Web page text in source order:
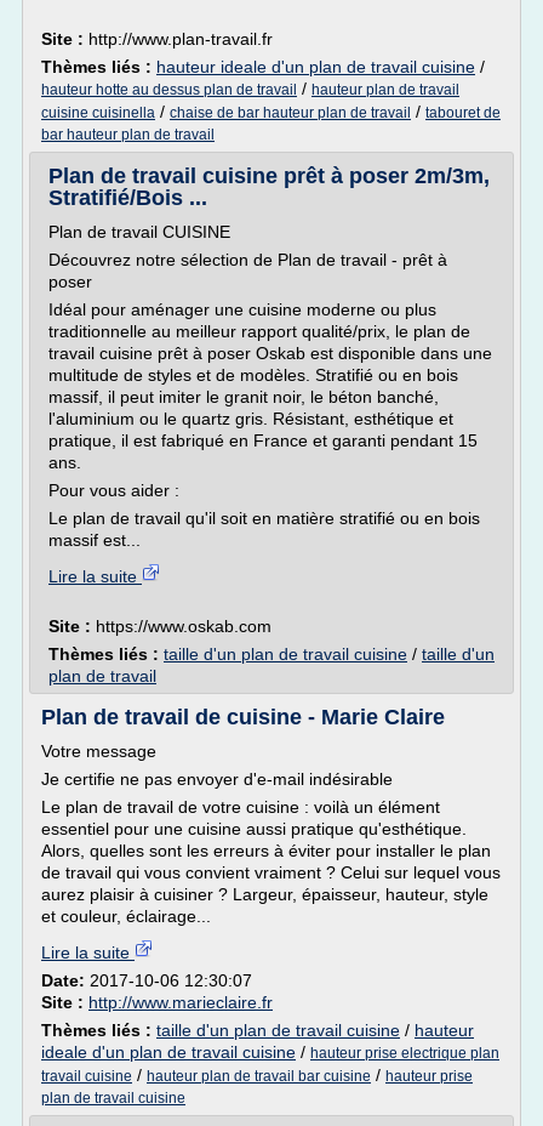
Site : http://www.plan-travail.fr
Thèmes liés : hauteur ideale d'un plan de travail cuisine /
hauteur hotte au dessus plan de travail / hauteur plan de travail
cuisine cuisinella / chaise de bar hauteur plan de travail / tabouret de
bar hauteur plan de travail
Plan de travail cuisine prêt à poser 2m/3m,
Stratifié/Bois ...
Plan de travail CUISINE
Découvrez notre sélection de Plan de travail - prêt à
poser
Idéal pour aménager une cuisine moderne ou plus
traditionnelle au meilleur rapport qualité/prix, le plan de
travail cuisine prêt à poser Oskab est disponible dans une
multitude de styles et de modèles. Stratifié ou en bois
massif, il peut imiter le granit noir, le béton banché,
l'aluminium ou le quartz gris. Résistant, esthétique et
pratique, il est fabriqué en France et garanti pendant 15
ans.
Pour vous aider :
Le plan de travail qu'il soit en matière stratifié ou en bois
massif est...
Lire la suite
Site : https://www.oskab.com
Thèmes liés : taille d'un plan de travail cuisine / taille d'un
plan de travail
Plan de travail de cuisine - Marie Claire
Votre message
Je certifie ne pas envoyer d'e-mail indésirable
Le plan de travail de votre cuisine : voilà un élément
essentiel pour une cuisine aussi pratique qu'esthétique.
Alors, quelles sont les erreurs à éviter pour installer le plan
de travail qui vous convient vraiment ? Celui sur lequel vous
aurez plaisir à cuisiner ? Largeur, épaisseur, hauteur, style
et couleur, éclairage...
Lire la suite
Date: 2017-10-06 12:30:07
Site : http://www.marieclaire.fr
Thèmes liés : taille d'un plan de travail cuisine / hauteur
ideale d'un plan de travail cuisine / hauteur prise electrique plan
travail cuisine / hauteur plan de travail bar cuisine / hauteur prise
plan de travail cuisine